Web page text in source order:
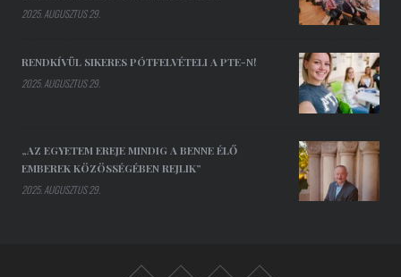
2025. AUGUSZTUS 29.
RENDKÍVÜL SIKERES PÓTFELVÉTELI A PTE-N!
2025. AUGUSZTUS 29.
„AZ EGYETEM EREJE MINDIG A BENNE ÉLŐ
EMBEREK KÖZÖSSÉGÉBEN REJLIK”
2025. AUGUSZTUS 29.